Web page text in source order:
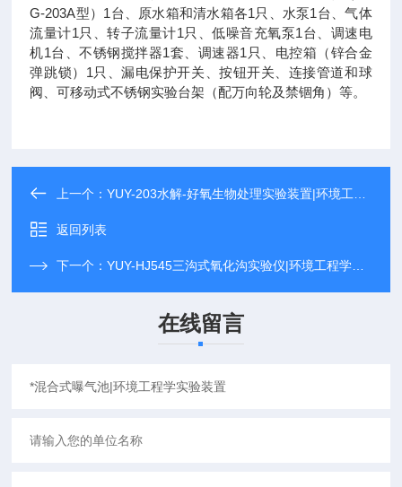
G-203A型）1台、原水箱和清水箱各1只、水泵1台、气体
流量计1只、转子流量计1只、低噪音充氧泵1台、调速电
机1台、不锈钢搅拌器1套、调速器1只、电控箱（锌合金
弹跳锁）1只、漏电保护开关、按钮开关、连接管道和球
阀、可移动式不锈钢实验台架（配万向轮及禁锢角）等。
上一个：YUY-203水解-好氧生物处理实验装置|环境工程学
返回列表
下一个：YUY-HJ545三沟式氧化沟实验仪|环境工程学实验装置
在线留言